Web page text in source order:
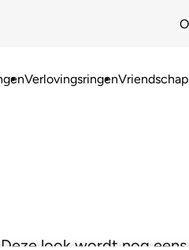
Verlovingsringen
look wordt nog